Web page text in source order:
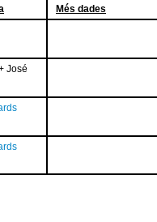
Més dades
José